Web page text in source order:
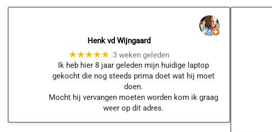
Henk vd Wijngaard
★★★★★ 3 weken geleden
Ik heb hier 8 jaar geleden mijn huidige laptop
gekocht die nog steeds prima doet wat hij moet
doen.
Mocht hij vervangen moeten worden kom ik graag
weer op dit adres.